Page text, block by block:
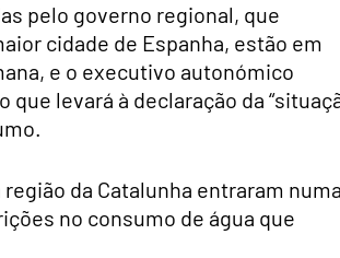
pelo governo regional, que
cidade de Espanha, estão em
e o executivo autonómico
levará à declaração da
da Catalunha entraram
no consumo de água que